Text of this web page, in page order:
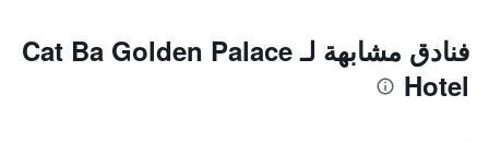
فنادق مشابهة لـ Cat Ba Golden Palace
Hotel